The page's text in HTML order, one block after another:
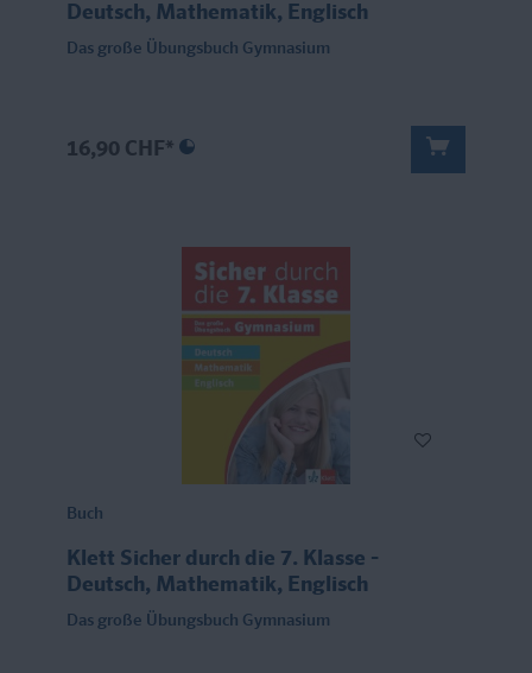
Deutsch, Mathematik, Englisch
Das große Übungsbuch Gymnasium
16,90 CHF*
Buch
Klett Sicher durch die 7. Klasse -
Deutsch, Mathematik, Englisch
Das große Übungsbuch Gymnasium